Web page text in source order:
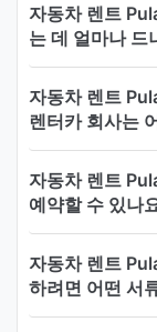
자동차 렌트
는 데 얼마나 드
자동차 렌트
렌터카 회사는
자동차 렌트
예약할 수 있나
자동차 렌트
하려면 어떤 서